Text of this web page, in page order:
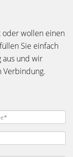
oder wollen einen
Sie einfach
aus und wir
Verbindung.